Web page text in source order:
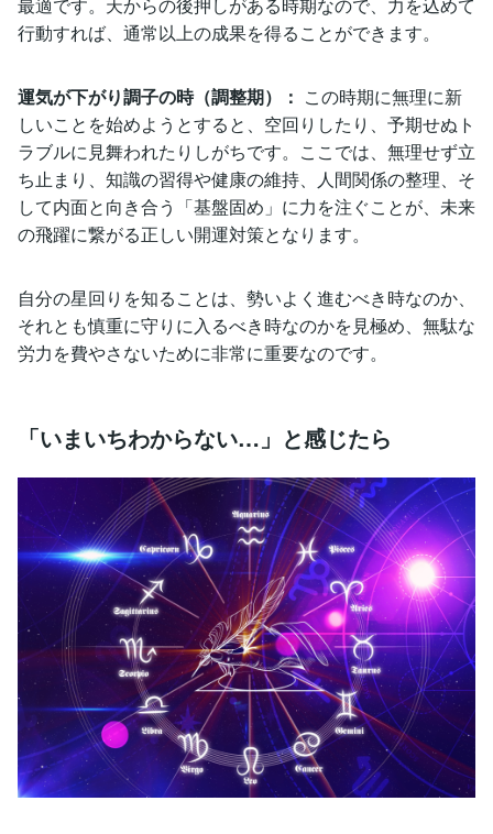
行動すれば、通常以上の成果を得ることができます。
運気が下がり調子の時（調整期）： この時期に無理に新
しいことを始めようとすると、空回りしたり、予期せぬト
ラブルに見舞われたりしがちです。ここでは、無理せず立
ち止まり、知識の習得や健康の維持、人間関係の整理、そ
して内面と向き合う「基盤固め」に力を注ぐことが、未来
の飛躍に繋がる正しい開運対策となります。
自分の星回りを知ることは、勢いよく進むべき時なのか、
それとも慎重に守りに入るべき時なのかを見極め、無駄な
労力を費やさないために非常に重要なのです。
「いまいちわからない…」と感じたら